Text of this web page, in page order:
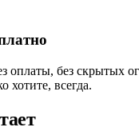
оплаты, без скрытых
хотите, всегда.